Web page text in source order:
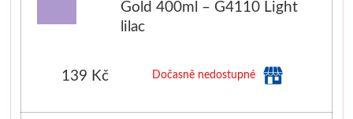
Gold 400ml – G4110 Light
lilac
139 Kč Dočasně nedostupné